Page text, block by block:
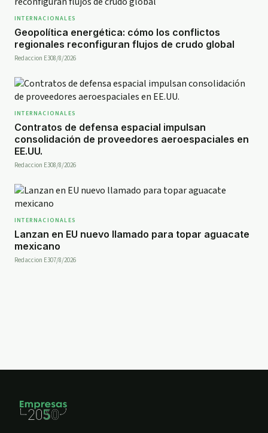
INTERNACIONALES
Geopolítica energética: cómo los conflictos
regionales reconfiguran flujos de crudo global
Redaccion E308/8/2026
INTERNACIONALES
Contratos de defensa espacial impulsan
consolidación de proveedores aeroespaciales en
EE.UU.
Redaccion E308/8/2026
INTERNACIONALES
Lanzan en EU nuevo llamado para topar aguacate
mexicano
Redaccion E307/8/2026